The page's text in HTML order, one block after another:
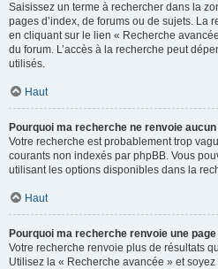
Saisissez un terme à rechercher dans la
pages d’index, de forums ou de sujets. La
en cliquant sur le lien « Recherche
du forum. L’accès à la recherche peut
utilisés.
Haut
Pourquoi ma recherche ne renvoie
Votre recherche est probablement trop
courants non indexés par phpBB. Vous
utilisant les options disponibles dans la
Haut
Pourquoi ma recherche renvoie une
Votre recherche renvoie plus de résultats
Utilisez la « Recherche avancée » et